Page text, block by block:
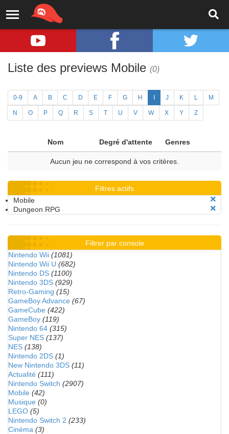
Liste des previews Mobile (0)
0-9 A B C D E F G H J K L M
N O P Q R S T U V W X Y Z
Nom Degré d'attente Genres
Aucun jeu ne correspond à vos critères.
Filtres actifs
Mobile
Dungeon RPG
Filtrer par console
Nintendo Wii (1081)
Nintendo Wii U (682)
Nintendo DS (1100)
Nintendo 3DS (929)
Retro-Gaming (15)
GameBoy Advance (67)
GameCube (422)
GameBoy (119)
Nintendo 64 (315)
Super NES (137)
NES (138)
Nintendo 2DS (1)
New Nintendo 3DS (11)
Actualité (111)
Nintendo Switch (2907)
Mobile (42)
Musique (0)
LEGO (5)
Nintendo Switch 2 (233)
Cinéma (3)